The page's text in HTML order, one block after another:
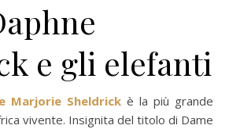
e gli elefanti
Marjorie Sheldrick è la più grande
vivente. Insignita del titolo di Dame